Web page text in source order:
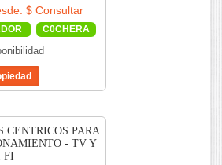
$ Consultar
C0CHERA
CENTRICOS PARA
- TV Y
FI